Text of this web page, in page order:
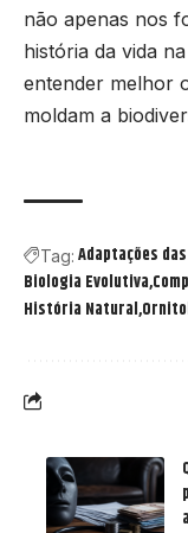
não apenas nos
história da vida
entender melhor
moldam a
Tag: Adaptações
Biologia Evolutiva
História Natural